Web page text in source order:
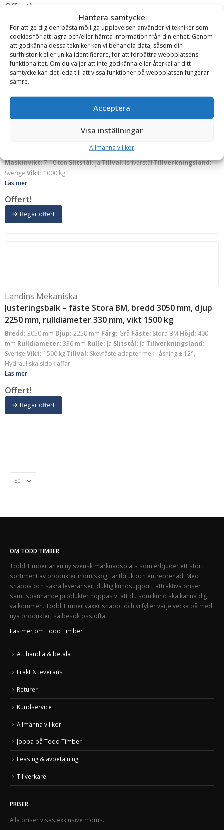
Hantera samtycke
För att ge dig den bästa möjliga upplevelsen använder vi tekniker som
cookies för att lagra och/eller hämta information från din enhet. Genom
att godkänna dessa tekniker kan vi behandla data, såsom din
surfhistorik eller unika identifierare, för att förbättra webbplatsens
funktionalitet. Om du väljer att inte godkänna eller återkallar ditt
samtycke kan det leda till att vissa funktioner på webbplatsen fungerar
sämre.
Acceptera
Visa inställningar
Allmänna villkor
Offert!
Industriplog Light – fäste Stora BM, bredd 4700 mm,
fasta klaffar, flytläge i infästning, för maskinvikt 7-10
Fäste:Stora BMHöjd:
Maskinvikt:7-10 tonSlitstål:JaTillval:IsrivarstålTillverkningsland:
Sverige Vikt: 1000 kg
Läs mer
Offert!
Begär offert
Landins Mekaniska
Justeringsbalk – fäste Stora BM, bredd 3050 mm, djup
2250 mm, rulldiameter 330 mm, vikt 1500 kg
Bredd: 3050 mm Djup: 2250 mm Färg: Grå Fäste: Stora BM Höjd: 400
mm Rulldiameter: 330 mm Rulle: Ja Slitstål: Ja Tillverkningsland:
Sverige Vikt: 1500 kg Tillval: Skevfäste adapter mek. låsning ± 12°,
Hydrauliska sidoklaffar
Läs mer
Offert!
Begär offert
OM TODD TIMBER
Todd Timber är en ny svensk marknadsplats som erbjuder ett stort
sortiment av produkter inom skog, lantbruk och entreprenad. Med
snabba och säkra leveranser, duktig kundsupport, attraktiva priser
samt spännande produkter hoppas vi att du som kund ska känna dig
välkommen. Todd Timber växer snabbt och vi fyller varje vecka på med
nya produkter, så besök oss ofta.
Läs mer om Todd Timber
Att handla & betala
Frakt & leverans
Returer
Kundservice
Allmänna villkor
Jobba på Todd Timber
Leasing & avbetalning
Tillverkare
PRISER
Alla priser visas exklusive moms.